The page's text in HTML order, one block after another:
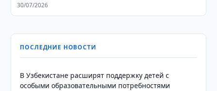
30/07/2026
ПОСЛЕДНИЕ НОВОСТИ
В Узбекистане расширят поддержку детей с
особыми образовательными потребностями